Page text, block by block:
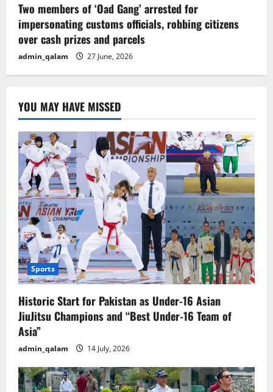
Two members of ‘Oad Gang’ arrested for
impersonating customs officials, robbing citizens
over cash prizes and parcels
admin_qalam 27 June, 2026
YOU MAY HAVE MISSED
Sports
Historic Start for Pakistan as Under-16 Asian
JiuJitsu Champions and “Best Under-16 Team of
Asia”
admin_qalam 14 July, 2026